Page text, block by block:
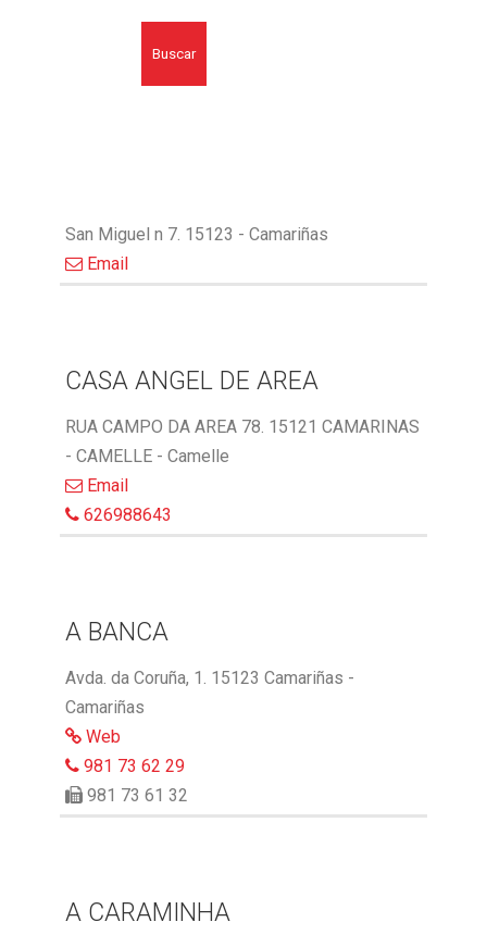
Buscar
San Miguel n 7. 15123 - Camariñas
Email
CASA ANGEL DE AREA
RUA CAMPO DA AREA 78. 15121 CAMARINAS
- CAMELLE - Camelle
Email
626988643
A BANCA
Avda. da Coruña, 1. 15123 Camariñas -
Camariñas
Web
981 73 62 29
981 73 61 32
A CARAMINHA